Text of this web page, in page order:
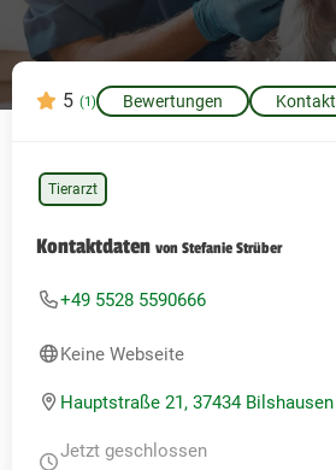
5 (1) Bewertungen Kontakt
Tierarzt
Kontaktdaten von Stefanie Strüber
+49 5528 5590666
Keine Webseite
Hauptstraße 21, 37434 Bilshausen
Jetzt geschlossen